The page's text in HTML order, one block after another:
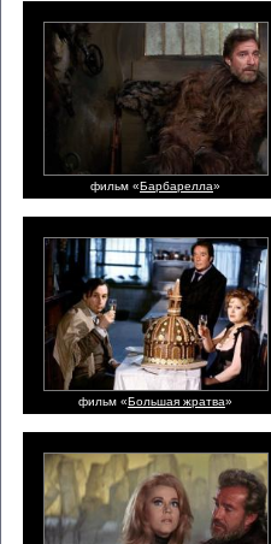
фильм «Барбарелла»
фильм «Большая жратва»